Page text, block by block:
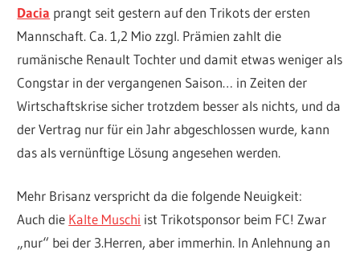
Dacia prangt seit gestern auf den Trikots der ersten
Mannschaft. Ca. 1,2 Mio zzgl. Prämien zahlt die
rumänische Renault Tochter und damit etwas weniger als
Congstar in der vergangenen Saison… in Zeiten der
Wirtschaftskrise sicher trotzdem besser als nichts, und da
der Vertrag nur für ein Jahr abgeschlossen wurde, kann
das als vernünftige Lösung angesehen werden.
Mehr Brisanz verspricht da die folgende Neuigkeit:
Auch die Kalte Muschi ist Trikotsponsor beim FC! Zwar
„nur“ bei der 3.Herren, aber immerhin. In Anlehnung an